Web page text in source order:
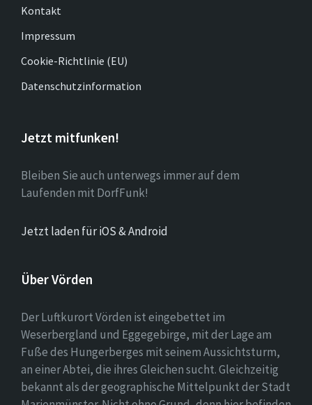
Kontakt
Impressum
Cookie-Richtlinie (EU)
Datenschutzinformation
Jetzt mitfunken!
Bleiben Sie auch unterwegs immer auf dem
Laufenden mit DorfFunk!
Jetzt laden für iOS & Android
Über Vörden
Der Luftkurort Vörden ist eingebettet im
Weserbergland und Eggegebirge, mit der Lage am
Fuße des Hungerberges mit seinem Aussichtsturm,
an einer Abtei, die ihres Gleichen sucht. Gleichzeitig
bekannt als der geographische Mittelpunkt der Stadt